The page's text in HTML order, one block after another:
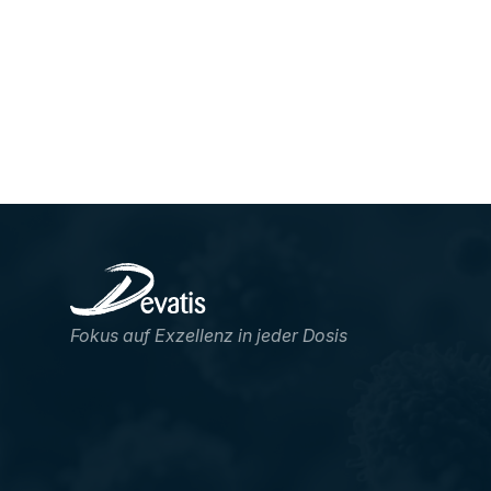
Fokus auf Exzellenz in jeder Dosis